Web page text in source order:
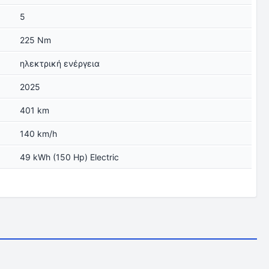
5
225 Nm
ηλεκτρική ενέργεια
2025
401 km
140 km/h
49 kWh (150 Hp) Electric